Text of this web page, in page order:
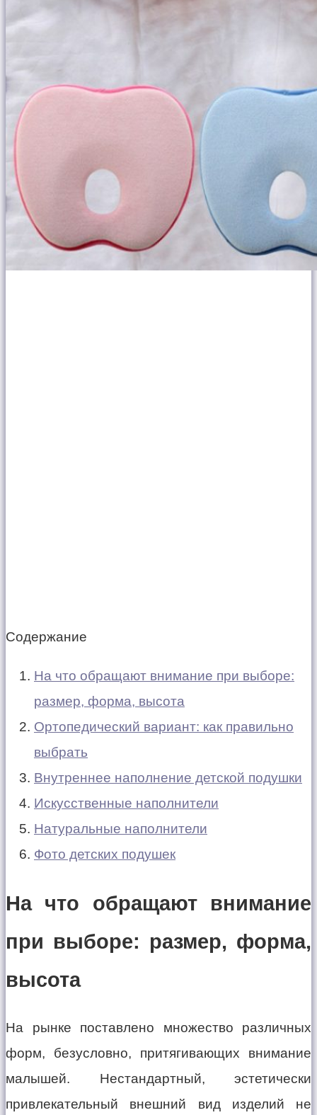
Содержание
На что обращают внимание при выборе:
размер, форма, высота
Ортопедический вариант: как правильно
выбрать
Внутреннее наполнение детской подушки
Искусственные наполнители
Натуральные наполнители
Фото детских подушек
На что обращают внимание
при выборе: размер, форма,
высота
На рынке поставлено множество различных
форм, безусловно, притягивающих внимание
малышей. Нестандартный, эстетически
привлекательный внешний вид изделий не